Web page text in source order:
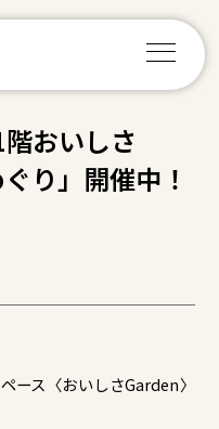
階おいしさ
り」開催中！
ース〈おいしさGarden〉